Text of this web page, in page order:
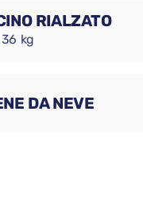
RIALZATO
kg
DA NEVE